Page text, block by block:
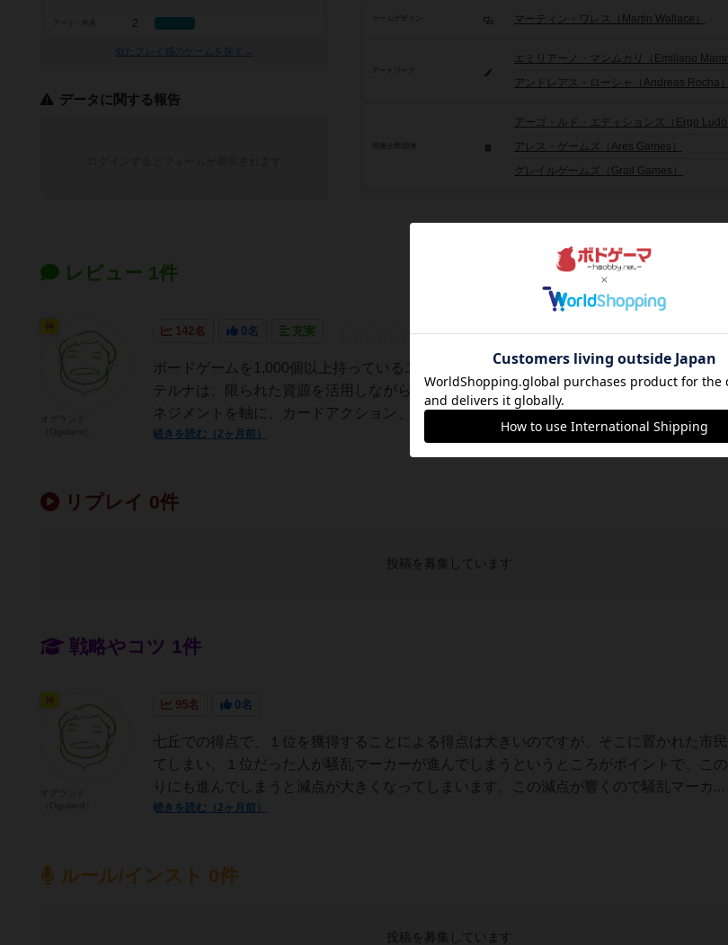
ゲームデザイン マーティン・ワレス（Martin Wallace）
アートワーク
エミリアーノ・マンムカリ（Emiliano
アンドレアス・ローシャ（Andreas Rocha）
アーゴ・ルド・エディションズ（Ergo Ludo
アレス・ゲームズ（Ares Games）
グレイルゲームズ（Grail Games）
アート・外見 2
似たプレイ感のゲームを探す→
データに関する報告
レビュー 1件
142名 0名 充実
ボードゲームを1,000個以上持っているユーザー視点で良かった点と悪かった点の両面か
テルナは、限られた資源を活用しながら、毎回４つのアクションの中から１つを選び実
ネジメントを軸に、カードアクション、エリアマジョリティに加えて少しのワーカ...
続きを読む（2ヶ月前）
リプレイ 0件
投稿を募集しています
戦略やコツ 1件
95名 0名
七丘での得点で、１位を獲得することによる得点は大きいのですが、そこに置かれた市
てしまい、１位だった人が騒乱マーカーが進んでしまうというところがポイントで、こ
りにも進んでしまうと減点が大きくなってしまいます。この減点が響くので騒乱マーカ...
続きを読む（2ヶ月前）
ルール/インスト 0件
投稿を募集しています